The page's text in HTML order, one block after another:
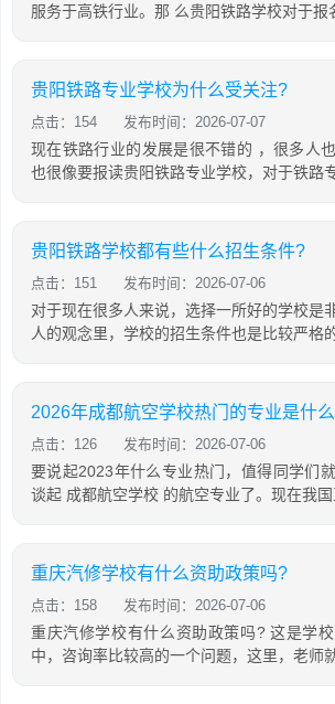
服务于高铁行业。那 么贵阳铁路学校对于报
贵阳铁路专业学校为什么受关注?
点击：154 发布时间：2026-07-07
现在铁路行业的发展是很不错的 ，很多人
也很像要报读贵阳铁路专业学校，对于铁路
贵阳铁路学校都有些什么招生条件?
点击：151 发布时间：2026-07-06
对于现在很多人来说，选择一所好的学校是
人的观念里，学校的招生条件也是比较严格
2026年成都航空学校热门的专业是什
点击：126 发布时间：2026-07-06
要说起2023年什么专业热门，值得同学们
谈起 成都航空学校 的航空专业了。现在我
重庆汽修学校有什么资助政策吗?
点击：158 发布时间：2026-07-06
重庆汽修学校有什么资助政策吗? 这是学
中，咨询率比较高的一个问题，这里，老师